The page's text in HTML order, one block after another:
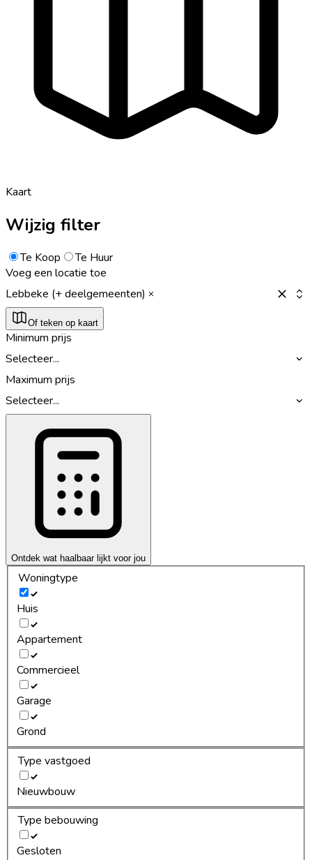
Kaart
Wijzig filter
Te Koop
Te Huur
Voeg een locatie toe
Lebbeke (+ deelgemeenten)
Of teken op kaart
Minimum prijs
Selecteer...
Maximum prijs
Selecteer...
Ontdek wat haalbaar lijkt voor jou
Woningtype
Huis
Appartement
Commercieel
Garage
Grond
Type vastgoed
Nieuwbouw
Type bebouwing
Gesloten